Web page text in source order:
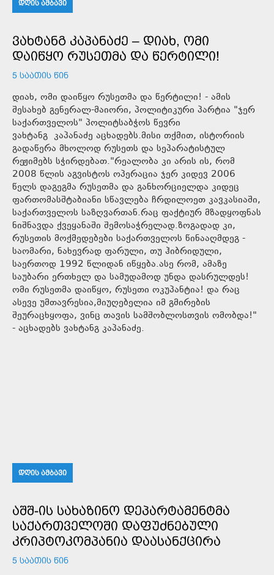
ᲓᲦᲘᲡ ᲐᲛᲑᲐᲕᲘ
ᲕᲐᲮᲢᲐᲜᲒ ᲙᲐᲞᲐᲜᲐᲫᲔ – ᲓᲘᲐᲮ, ᲝᲛᲘ
ᲓᲐᲘᲬᲧᲝ ᲠᲣᲡᲔᲗᲛᲐ ᲓᲐ ᲬᲔᲠᲢᲘᲚᲘ!
5 ᲡᲐᲐᲗᲘᲡ ᲬᲘᲜ
დიახ, ომი დაიწყო რუსეთმა და წერტილი! - ამის
შესახებ გენერალ-მაიორი, პოლიტიკური პარტია "ჯერ
საქართველოს" პოლიტსაბჭოს წევრი
ვახტანგ კაპანაძე აცხადებს.მისი თქმით, ისტორიის
გადაწერა მხოლოდ რუსეთს და სეპარატისტულ
რეჟიმებს სჭირდებათ."რეალობა კი არის ის, რომ
2008 წლის აგვისტოს ოპერაცია ჯერ კიდევ 2006
წელს დაგეგმა რუსეთმა და განხორციელდა კიდეც
ფართომასშტაბიანი სწავლება ჩრდილოეთ კავკასიაში,
საქართველოს საზღვართან.რაც ფაქტიურ მზადყოფნას
ნიშნავდა ქვეყანაში შემოსაჭრელად.ზოგადად კი,
რუსეთის მოქმედებები საქართველოს წინააღმდეგ -
საომარი, ნახევრად ფარული, თუ ჰიბრიდული,
საერთოდ 1992 წლიდან იწყება.ასე რომ, ამაზე
საუბარი ერთხელ და სამუდამოდ უნდა დასრულდეს!
ომი რუსეთმა დაიწყო, რუსეთი ოკუპანტია! და რაც
ასევე უმთავრესია,მიუღებელია იმ გმირების
შეურაცხყოფა, ვინც თავის სამშობლოსთვის ომობდა!"
- აცხადებს ვახტანგ კაპანაძე.
ᲓᲦᲘᲡ ᲐᲛᲑᲐᲕᲘ
ᲐᲨᲨ-ᲘᲡ ᲡᲐᲮᲐᲖᲘᲜᲝ ᲓᲔᲞᲐᲠᲢᲐᲛᲔᲜᲢᲛᲐ
ᲡᲐᲥᲐᲠᲗᲕᲔᲚᲝᲨᲘ ᲓᲐᲤᲣᲫᲜᲔᲑᲣᲚᲘ
ᲙᲠᲘᲞᲢᲝᲙᲝᲛᲞᲐᲜᲘᲐ ᲓᲐᲐᲡᲐᲜᲥᲪᲘᲠᲐ
5 ᲡᲐᲐᲗᲘᲡ ᲬᲘᲜ